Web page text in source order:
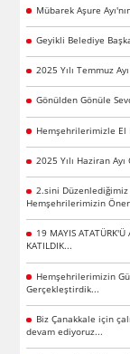
Mübarek Aşure
Geyikli Belediye
2025 Yılı Temmuz
Gönülden Gönüle
Hemşehrilerimizle El
2025 Yılı Haziran
2.sini Düzenlediğimiz
Hemşehrilerimizin
19 MAYIS ATATÜRK'Ü
KATILDIK...
Hemşehrilerimizin
Gerçekleştirdik...
Biz Çanakkale için
devam ediyoruz...